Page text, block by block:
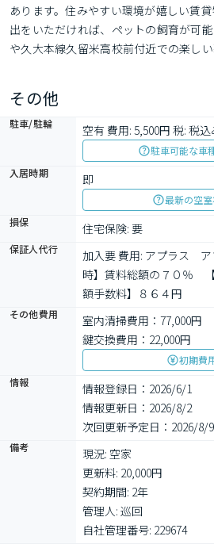
あります。住みやすい環境が嬉しい賃
出をいただければ、ペットの飼育が可
や久大本線久留米高校前付近での楽し
その他
駐車/駐輪 空有 費用: 5,500円 税: 税
駐車可能な車
入居時期
即
最新の空
損保
住宅保険: 要
保証人代行
加入要 費用: アプラス　
時】賃料総額の７０％　
額手数料】８６４円
その他費用
室内清掃費用：77,000円
鍵交換費用：22,000円
初期費
情報
情報登録日：2026/6/1
情報更新日：2026/8/2
次回更新予定日：2026/8/9
備考
現況: 空家
更新料: 20,000円
契約期間: 2年
管理人: 巡回
自社管理番号: 229674